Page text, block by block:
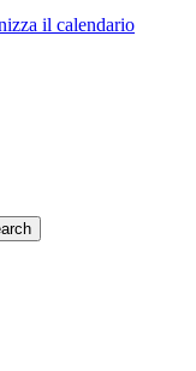
il calendario